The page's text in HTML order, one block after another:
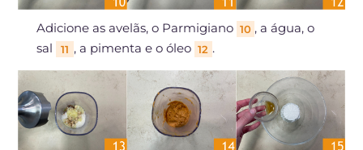
Adicione as avelãs, o Parmigiano 10 , a água, o
sal
11 , a pimenta e o óleo 12 .